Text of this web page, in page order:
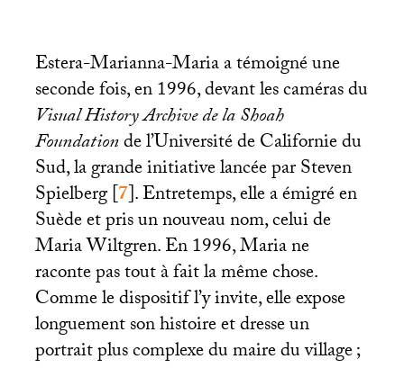
Estera-Marianna-Maria a témoigné une
seconde fois, en 1996, devant les caméras du
Visual History Archive de la Shoah
Foundationde l’Université de Californie du
Sud, la grande initiative lancée par Steven
Spielberg[7]. Entretemps, elle a émigré en
Suède et pris un nouveau nom, celui de
Maria Wiltgren. En 1996, Maria ne
raconte pas tout à fait la même chose.
Comme le dispositif l’y invite, elle expose
longuement son histoire et dresse un
portrait plus complexe du maire du village;